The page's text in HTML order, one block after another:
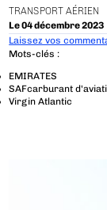
TRANSPORT AÉRIEN
Le 04 décembre 2023
Laissez vos
Mots-clés :
EMIRATES
SAFcarburant
Virgin Atlantic